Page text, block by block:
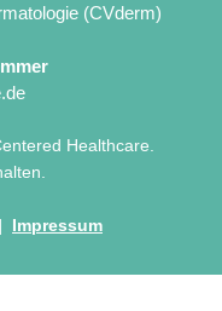
(CVderm)
Healthcare.
Impressum